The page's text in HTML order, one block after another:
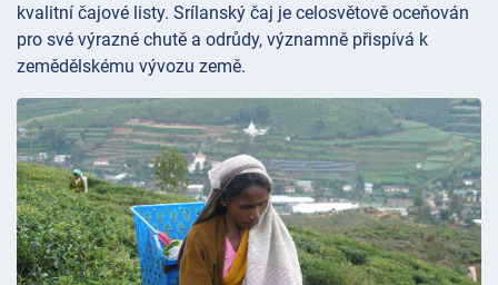
kvalitní čajové listy. Srílanský čaj je celosvětově oceňován
pro své výrazné chutě a odrůdy, významně přispívá k
zemědělskému vývozu země.